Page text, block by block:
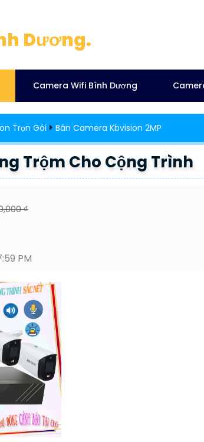
Dương.
Camera Wifi Bình Dương
Trọn Gói Bán Camera Kbvision 2MP
Trộm Cho Cộng Trình
₫
PM